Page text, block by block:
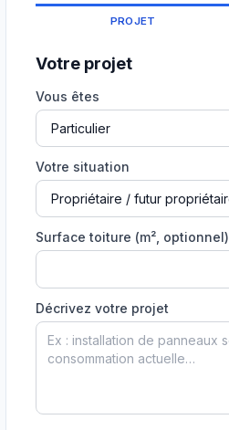
PROJET
Votre projet
Vous êtes
Votre situation
Surface toiture (m², optionnel)
Décrivez votre projet